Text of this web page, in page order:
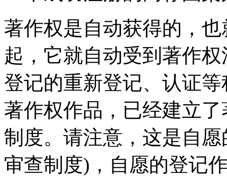
著作权是自动获得的，
起，它就自动受到著作
登记的重新登记、认证
著作权作品，已经建立
制度。请注意，这是自
审查制度)，自愿的登记